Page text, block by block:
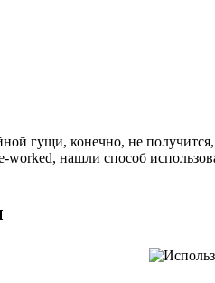
гущи, конечно, не
нашли способ